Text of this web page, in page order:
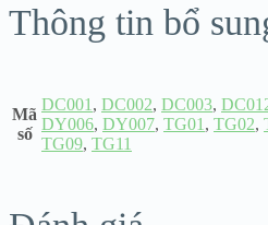
Thông tin bổ
Mã
số
DC001 , DC002, DC003,
DY006, DY007, TG01 , TG02,
TG09, TG11